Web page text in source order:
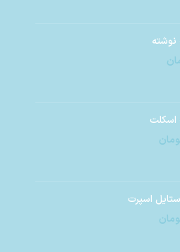
اسپرت